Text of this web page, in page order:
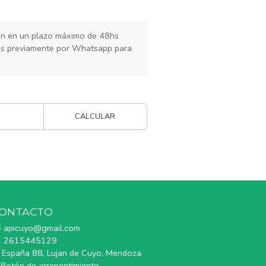
en un plazo máximo de 48hs
previamente por Whatsapp para
CALCULAR
apicuyo@gmail.com
2615445129
España 88, Lujan de Cuyo, Mendoza